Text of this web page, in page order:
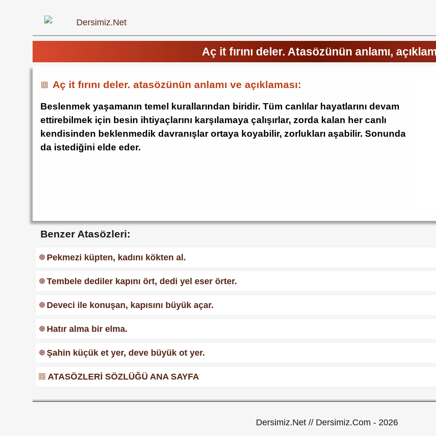
Aç it fırını deler. Atasözünün anlamı,
Aç it fırını deler. atasözünün anlamı ve açıklaması:
Beslenmek yaşamanın temel kurallarından biridir. Tüm canlılar hayatlarını devam
ettirebilmek için besin ihtiyaçlarını karşılamaya çalışırlar, zorda kalan her canlı
kendisinden beklenmedik davranışlar ortaya koyabilir, zorlukları aşabilir. Sonunda
da istediğini elde eder.
Benzer Atasözleri:
Pekmezi küpten, kadını kökten al.
Tembele dediler kapını ört, dedi yel eser örter.
Deveci ile konuşan, kapısını büyük açar.
Hatır alma bir elma.
Şahin küçük et yer, deve büyük ot yer.
ATASÖZLERİ SÖZLÜĞÜ ANA SAYFA
Dersimiz.Net // Dersimiz.Com - 2026